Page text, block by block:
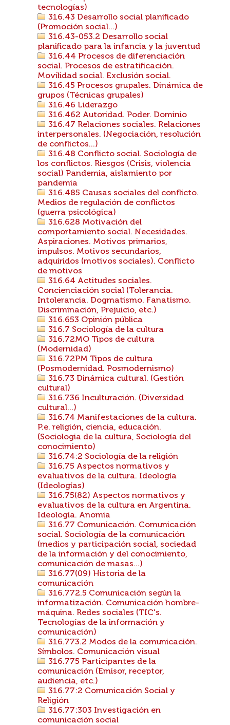
tecnologías)
316.43 Desarrollo social planificado
(Promoción social...)
316.43-053.2 Desarrollo social
planificado para la infancia y la juventud
316.44 Procesos de diferenciación
social. Procesos de estratificación.
Movilidad social. Exclusión social.
316.45 Procesos grupales. Dinámica de
grupos (Técnicas grupales)
316.46 Liderazgo
316.462 Autoridad. Poder. Dominio
316.47 Relaciones sociales. Relaciones
interpersonales. (Negociación, resolución
de conflictos...)
316.48 Conflicto social. Sociología de
los conflictos. Riesgos (Crisis, violencia
social) Pandemia, aislamiento por
pandemia
316.485 Causas sociales del conflicto.
Medios de regulación de conflictos
(guerra psicológica)
316.628 Motivación del
comportamiento social. Necesidades.
Aspiraciones. Motivos primarios,
impulsos. Motivos secundarios,
adquiridos (motivos sociales). Conflicto
de motivos
316.64 Actitudes sociales.
Concienciación social (Tolerancia.
Intolerancia. Dogmatismo. Fanatismo.
Discriminación, Prejuicio, etc.)
316.653 Opinión pública
316.7 Sociología de la cultura
316.72MO Tipos de cultura
(Modernidad)
316.72PM Tipos de cultura
(Posmodernidad. Posmodernismo)
316.73 Dinámica cultural. (Gestión
cultural)
316.736 Inculturación. (Diversidad
cultural...)
316.74 Manifestaciones de la cultura.
P.e. religión, ciencia, educación.
(Sociologia de la cultura, Sociología del
conocimiento)
316.74:2 Sociología de la religión
316.75 Aspectos normativos y
evaluativos de la cultura. Ideología
(Ideologías)
316.75(82) Aspectos normativos y
evaluativos de la cultura en Argentina.
Ideología. Anomia
316.77 Comunicación. Comunicación
social. Sociología de la comunicación
(medios y participación social, sociedad
de la información y del conocimiento,
comunicación de masas...)
316.77(09) Historia de la
comunicación
316.772.5 Comunicación según la
informatización. Comunicación hombre-
máquina. Redes sociales (TIC's.
Tecnologías de la información y
comunicación)
316.773.2 Modos de la comunicación.
Símbolos. Comunicación visual
316.775 Participantes de la
comunicación (Emisor, receptor,
audiencia, etc.)
316.77:2 Comunicación Social y
Religión
316.77:303 Investigación en
comunicación social